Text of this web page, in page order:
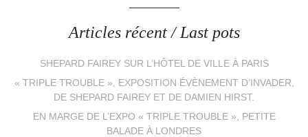
Articles récent / Last pots
SHEPARD FAIREY SUR L’HÔTEL DE VILLE À PARIS
« TRIPLE TROUBLE », EXPOSITION ÉVÈNEMENT D’INVADER,
DE SHEPARD FAIREY ET DE DAMIEN HIRST.
EN MARGE DE L’EXPO « TRIPLE TROUBLE », PETITE
BALADE À LONDRES